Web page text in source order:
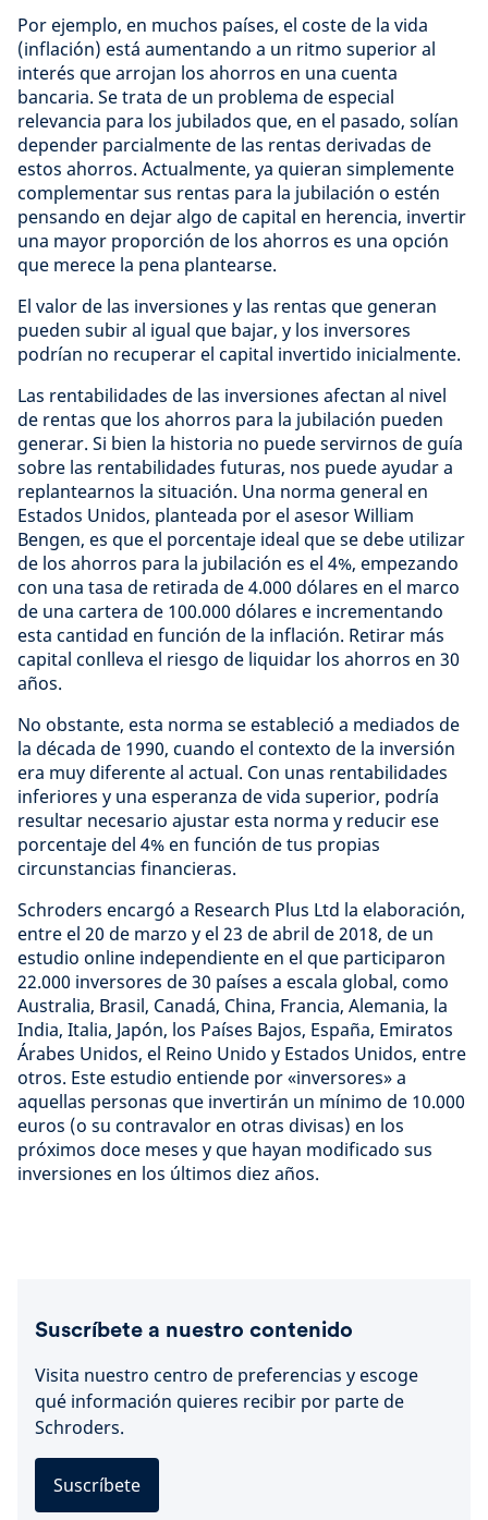
Por ejemplo, en muchos países, el coste de la vida
(inflación) está aumentando a un ritmo superior al
interés que arrojan los ahorros en una cuenta
bancaria. Se trata de un problema de especial
relevancia para los jubilados que, en el pasado, solían
depender parcialmente de las rentas derivadas de
estos ahorros. Actualmente, ya quieran simplemente
complementar sus rentas para la jubilación o estén
pensando en dejar algo de capital en herencia, invertir
una mayor proporción de los ahorros es una opción
que merece la pena plantearse.
El valor de las inversiones y las rentas que generan
pueden subir al igual que bajar, y los inversores
podrían no recuperar el capital invertido inicialmente.
Las rentabilidades de las inversiones afectan al nivel
de rentas que los ahorros para la jubilación pueden
generar. Si bien la historia no puede servirnos de guía
sobre las rentabilidades futuras, nos puede ayudar a
replantearnos la situación. Una norma general en
Estados Unidos, planteada por el asesor William
Bengen, es que el porcentaje ideal que se debe utilizar
de los ahorros para la jubilación es el 4%, empezando
con una tasa de retirada de 4.000 dólares en el marco
de una cartera de 100.000 dólares e incrementando
esta cantidad en función de la inflación. Retirar más
capital conlleva el riesgo de liquidar los ahorros en 30
años.
No obstante, esta norma se estableció a mediados de
la década de 1990, cuando el contexto de la inversión
era muy diferente al actual. Con unas rentabilidades
inferiores y una esperanza de vida superior, podría
resultar necesario ajustar esta norma y reducir ese
porcentaje del 4% en función de tus propias
circunstancias financieras.
Schroders encargó a Research Plus Ltd la elaboración,
entre el 20 de marzo y el 23 de abril de 2018, de un
estudio online independiente en el que participaron
22.000 inversores de 30 países a escala global, como
Australia, Brasil, Canadá, China, Francia, Alemania, la
India, Italia, Japón, los Países Bajos, España, Emiratos
Árabes Unidos, el Reino Unido y Estados Unidos, entre
otros. Este estudio entiende por «inversores» a
aquellas personas que invertirán un mínimo de 10.000
euros (o su contravalor en otras divisas) en los
próximos doce meses y que hayan modificado sus
inversiones en los últimos diez años.
Suscríbete a nuestro contenido
Visita nuestro centro de preferencias y escoge
qué información quieres recibir por parte de
Schroders.
Suscríbete